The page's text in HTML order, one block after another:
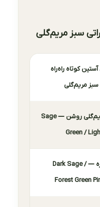
سبز مریم‌گلی
کوتاه راه‌راه
سبز مریم‌گلی
سبز مریم‌گلی روشن — Sage
Green /
سبز تیره — Dark Sage /
Forest Green